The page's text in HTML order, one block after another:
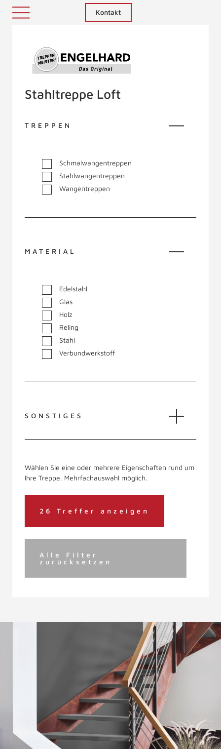
Kontakt
Stahltreppe Loft
TREPPEN
Schmalwangentreppen
Stahlwangentreppen
Wangentreppen
MATERIAL
Edelstahl
Glas
Holz
Reling
Stahl
Verbundwerkstoff
SONSTIGES
Wählen Sie eine oder mehrere Eigenschaften rund um
Ihre Treppe. Mehrfachauswahl möglich.
26 Treffer anzeigen
Alle Filter
zurücksetzen